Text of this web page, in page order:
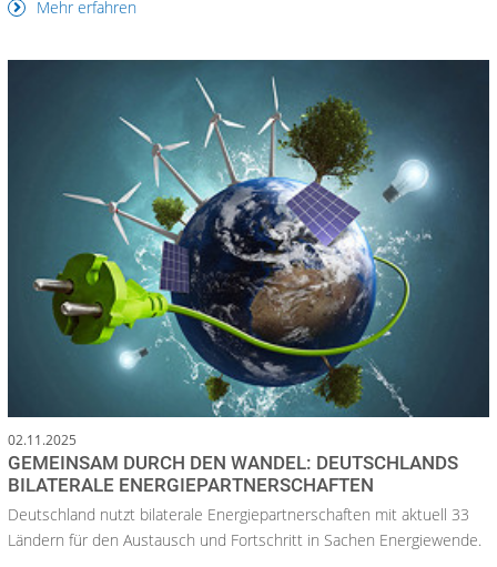
Mehr erfahren
02.11.2025
GEMEINSAM DURCH DEN WANDEL: DEUTSCHLANDS
BILATERALE ENERGIEPARTNERSCHAFTEN
Deutschland nutzt bilaterale Energiepartnerschaften mit aktuell 33
Ländern für den Austausch und Fortschritt in Sachen Energiewende.